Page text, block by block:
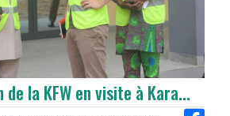
la KFW en visite à Kara...